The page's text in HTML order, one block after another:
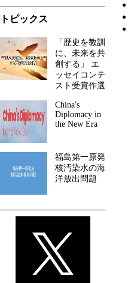
トピックス
「歴史を教訓
に、未来を共
創する」 エ
ッセイコンテ
スト受賞作選
China's
Diplomacy in
the New Era
福島第一原発
核汚染水の海
洋放出問題